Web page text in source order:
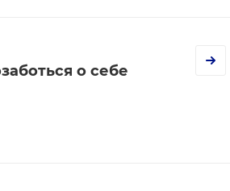
о себе